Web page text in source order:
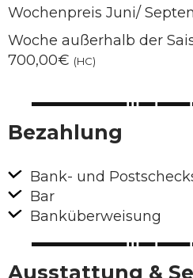
Wochenpreis Juni/
Woche außerhalb der
700,00€ (HC)
Bezahlung
Bank- und
Bar
Banküberweisung
Ausstattung &